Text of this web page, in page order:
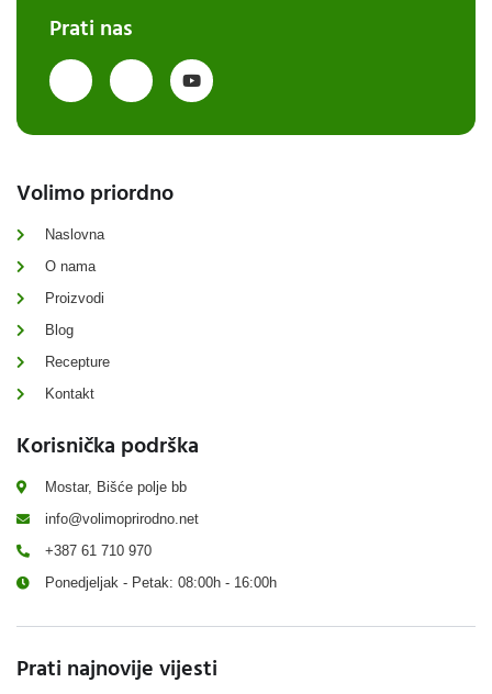
Prati nas
Volimo priordno
Naslovna
O nama
Proizvodi
Blog
Recepture
Kontakt
Korisnička podrška
Mostar, Bišće polje bb
info@volimoprirodno.net
+387 61 710 970
Ponedjeljak - Petak: 08:00h - 16:00h
Prati najnovije vijesti